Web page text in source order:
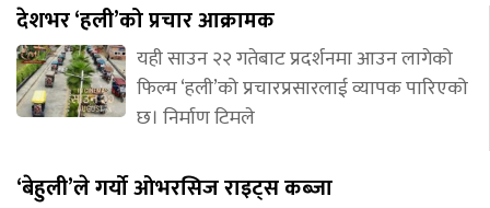
देशभर ‘हली’को प्रचार आक्रामक
यही साउन २२ गतेबाट प्रदर्शनमा आउन लागेको
फिल्म ‘हली’को प्रचारप्रसारलाई व्यापक पारिएको
छ। निर्माण टिमले
‘बेहुली’ले गर्यो ओभरसिज राइट्स कब्जा